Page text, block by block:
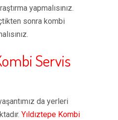
yapmalısınız.
sonra kombi
Servis
da yerleri
Yıldıztepe Kombi